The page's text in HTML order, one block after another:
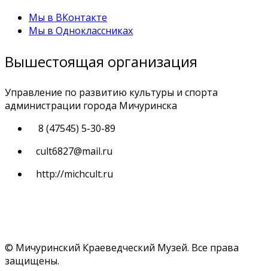
Мы в ВКонтакте
Мы в Одноклассниках
Вышестоящая организация
Управление по развитию культуры и спорта
администрации города Мичуринска
8 (47545) 5-30-89
cult6827@mail.ru
http://michcult.ru
© Мичуринский Краеведческий Музей. Все права
защищены.